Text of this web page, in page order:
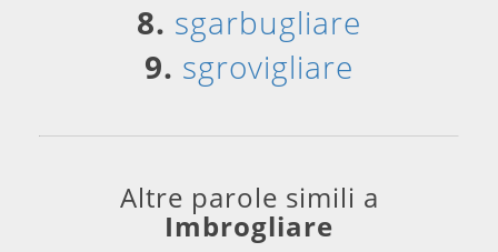
8. sgarbugliare
9. sgrovigliare
Altre parole simili a
Imbrogliare